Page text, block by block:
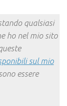
qualsiasi
ho nel mio sito
sul mio
essere